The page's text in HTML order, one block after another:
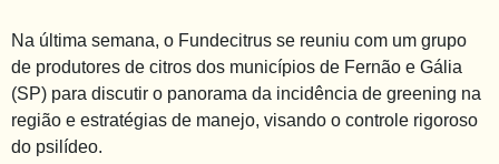
Na última semana, o Fundecitrus se reuniu com um grupo
de produtores de citros dos municípios de Fernão e Gália
(SP) para discutir o panorama da incidência de greening na
região e estratégias de manejo, visando o controle rigoroso
do psilídeo.